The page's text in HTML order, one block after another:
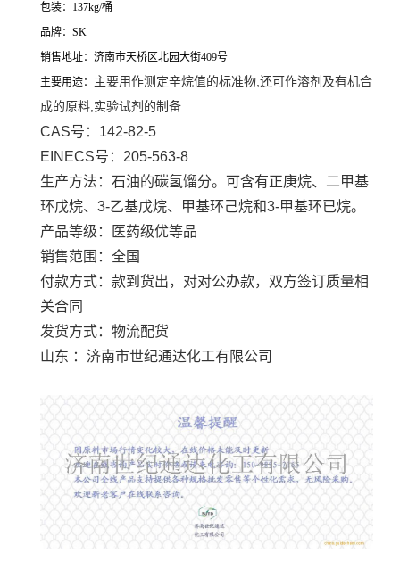
包装：137kg/桶
品牌：SK
销售地址：济南市天桥区北园大街409号
主要用途： 主要用作测定辛烷值的标准物,还可作溶剂及有机合
成的原料,实验试剂的制备
CAS号：142-82-5
EINECS号：205-563-8
生产方法： 石油的碳氢馏分。可含有正庚烷、二甲基
环戊烷、3-乙基戊烷、甲基环己烷和3-甲基环已烷。
产品等级：医药级优等品
销售范围：全国
付款方式：款到货出，对对公办款，双方签订质量相
关合同
发货方式：物流配货
山东 ：济南市世纪通达化工有限公司